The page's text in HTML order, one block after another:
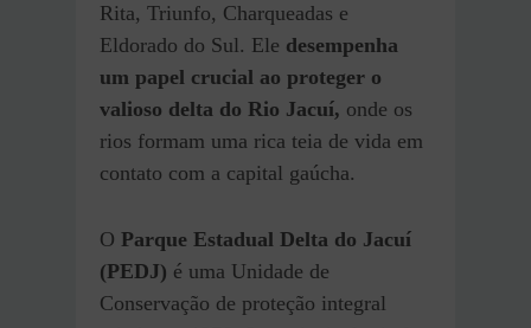
Rita, Triunfo, Charqueadas e
Eldorado do Sul. Ele desempenha
um papel crucial ao proteger o
valioso delta do Rio Jacuí, onde os
rios formam uma rica teia de vida em
contato com a capital gaúcha.
O Parque Estadual Delta do Jacuí
(PEDJ) é uma Unidade de
Conservação de proteção integral